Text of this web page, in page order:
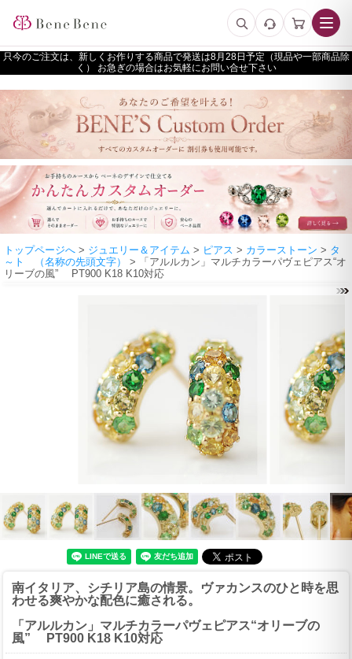
只今のご注文は、新しくお作りする商品で発送は
予定（現品や一部商品除
く） お急ぎの場合はお気軽にお問い合せ下さい
トップページへ > ジュエリー＆アイテム > ピアス > カラーストーン > タ
～ト （名称の先頭文字）
> 「アルルカン」マルチカラーパヴェピアス“オ
リーブの風” PT900 K18 K10対応
南イタリア、シチリア島の情景。ヴァカンスのひと時を思
わせる爽やかな配色に癒される。
「アルルカン」マルチカラーパヴェピアス“オリーブの
風” PT900 K18 K10対応